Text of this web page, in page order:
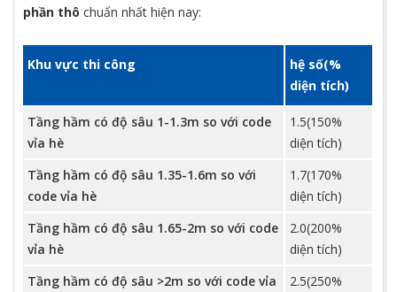
phần thô chuẩn nhất hiện nay:
Khu vực thi công
hệ số(%
diện tích)
Tầng hầm có độ sâu 1-1.3m so với code
vỉa hè
1.5(150%
diện tích)
Tầng hầm có độ sâu 1.35-1.6m so với
code vỉa hè
1.7(170%
diện tích)
Tầng hầm có độ sâu 1.65-2m so với code
vỉa hè
2.0(200%
diện tích)
Tầng hầm có độ sâu >2m so với code vỉa
2.5(250%